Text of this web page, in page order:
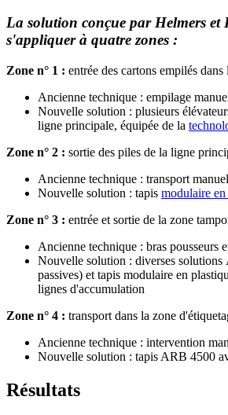
La solution conçue par Helmers et
s'appliquer à quatre zones :
Zone n° 1 : entrée des cartons empilés
Ancienne technique : empilage
Nouvelle solution : plusieurs
ligne principale, équipée de la
Zone n° 2 : sortie des piles de la ligne
Ancienne technique : transport
Nouvelle solution : tapis modulaire
Zone n° 3 : entrée et sortie de la zone
Ancienne technique : bras pousseurs
Nouvelle solution : diverses solutions
passives) et tapis modulaire en
lignes d'accumulation
Zone n° 4 : transport dans la zone
Ancienne technique : intervention
Nouvelle solution : tapis ARB 4500
Résultats